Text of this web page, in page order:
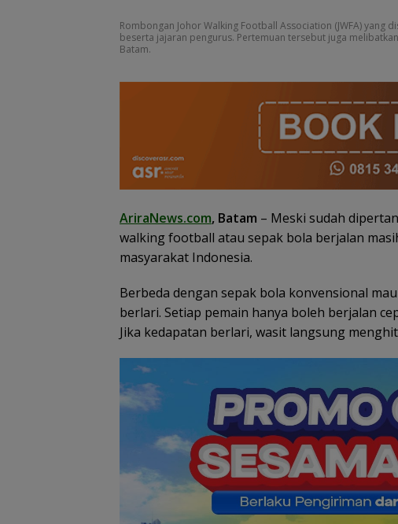
Rombongan Johor Walking Football Association (JWFA) yang
beserta jajaran pengurus. Pertemuan tersebut juga
Batam.
AriraNews.com, Batam – Meski sudah
walking football atau sepak bola berjalan
masyarakat Indonesia.
Berbeda dengan sepak bola konvensional
berlari. Setiap pemain hanya boleh berjalan
Jika kedapatan berlari, wasit langsung
Akhir Pekan, Arus
Wisman di Pelabuhan